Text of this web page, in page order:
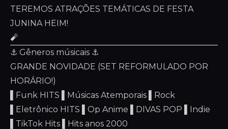
TEREMOS ATRAÇÕES TEMÁTICAS DE FESTA
JUNINA HEIM!
🧨
⚓️ Gêneros músicais ⚓️
GRANDE NOVIDADE (SET REFORMULADO POR
HORÁRIO!)
▌Funk HITS ▌Músicas Atemporais ▌Rock
▌Eletrônico HITS ▌Op Anime ▌DIVAS POP ▌Indie
▌TikTok Hits ▌Hits anos 2000